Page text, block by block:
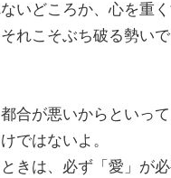
いどころか、心を重
れこそぶち破る勢い
合が悪いからといっ
ではないよ。
きは、必ず「愛」が